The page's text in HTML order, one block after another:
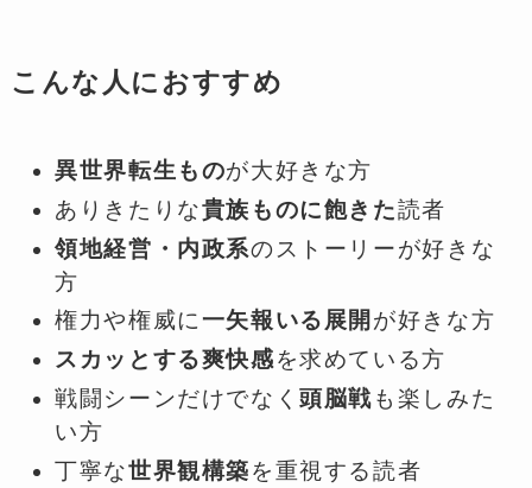
こんな人におすすめ
異世界転生ものが大好きな方
ありきたりな貴族ものに飽きた読者
領地経営・内政系のストーリーが好きな
方
権力や権威に一矢報いる展開 が好きな方
スカッとする爽快感を求めている方
戦闘シーンだけでなく頭脳戦も楽しみた
い方
丁寧な世界観構築を重視する読者